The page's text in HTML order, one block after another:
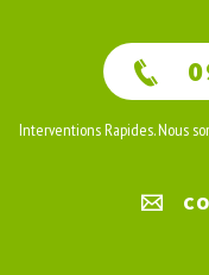
Interventions Rapides. Nous